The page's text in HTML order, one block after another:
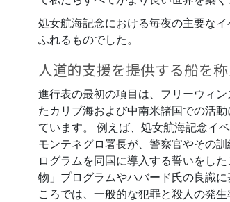
処女航海記念における毎夜の主要な
ふれるものでした。
人道的支援を提供する船を称
進行表の最初の項目は、フリーウィン
たカリブ海および中南米諸国での活
ています。 例えば、処女航海記念イ
モンテネグロ署長が、警察官やその
ログラムを同国に導入する誓いをし
物」プログラムやハバード氏の良識
ころでは、一般的な犯罪と殺人の発